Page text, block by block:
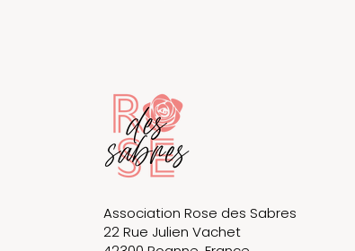
Rédigez un commentaire...
Association Rose des Sabres
22 Rue Julien Vachet